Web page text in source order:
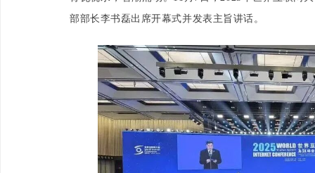
部部长李书磊出席开幕式并发表主旨讲话。